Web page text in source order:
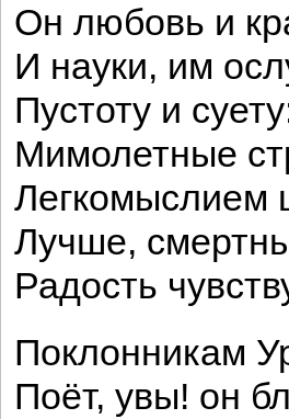
Он любовь и
И науки, им
Пустоту и
Мимолетные
Легкомыслием
Лучше,
Радость
Поклонникам
Поёт, увы! он